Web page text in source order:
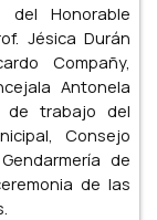
Honorable
Jésica Durán
Compañy,
Antonela
de trabajo del
Consejo
de
de las